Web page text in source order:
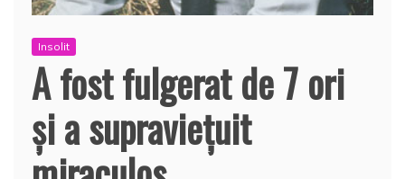
Insolit
A fost fulgerat de 7 ori
şi a supravieţuit